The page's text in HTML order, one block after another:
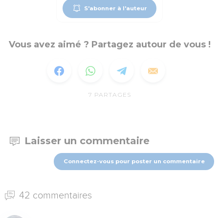
S'abonner à l'auteur
Vous avez aimé ? Partagez autour de vous !
7 PARTAGES
Laisser un commentaire
Connectez-vous pour poster un commentaire
42 commentaires